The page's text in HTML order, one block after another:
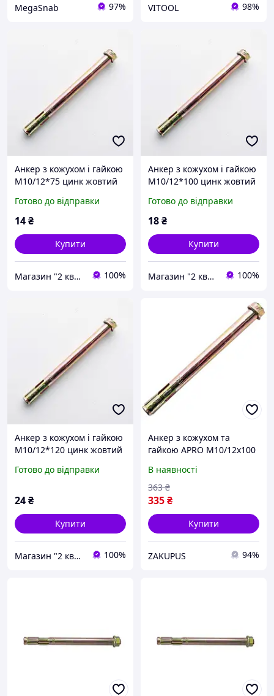
MegaSnab 97% VITOOL 98%
Анкер з кожухом і гайкою
М10/12*75 цинк жовтий
Готово до відправки
14₴
Купити
Магазин "2 квартал" 100%
Анкер з кожухом і гайкою
М10/12*100 цинк жовтий
Готово до відправки
18₴
Купити
Магазин "2 квартал" 100%
Анкер з кожухом і гайкою
М10/12*120 цинк жовтий
Готово до відправки
24₴
Купити
Магазин "2 квартал" 100%
Анкер з кожухом та
гайкою APRO М10/12х100
шт
В наявності
335₴
363 ₴
Купити
ZAKUPUS 94%